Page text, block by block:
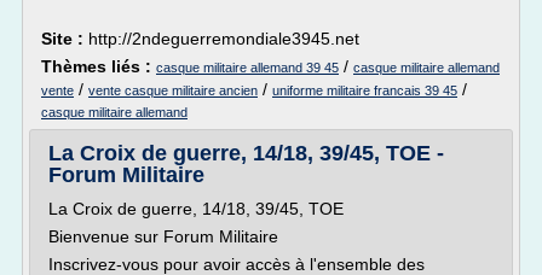
Site : http://2ndeguerremondiale3945.net
Thèmes liés : casque militaire allemand 39 45 / casque militaire allemand
vente / vente casque militaire ancien / uniforme militaire francais 39 45 /
casque militaire allemand
La Croix de guerre, 14/18, 39/45, TOE -
Forum Militaire
La Croix de guerre, 14/18, 39/45, TOE
Bienvenue sur Forum Militaire
Inscrivez-vous pour avoir accès à l'ensemble des